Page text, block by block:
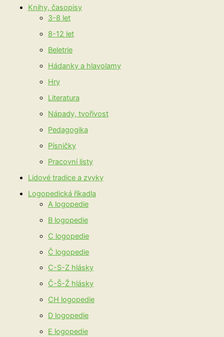
Knihy, časopisy
3-8 let
8-12 let
Beletrie
Hádanky a hlavolamy
Hry
Literatura
Nápady, tvořivost
Pedagogika
Písničky
Pracovní listy
Lidové tradice a zvyky
Logopedická říkadla
A logopedie
B logopedie
C logopedie
Č logopedie
C-S-Z hlásky
Č-Š-Ž hlásky
CH logopedie
D logopedie
E logopedie